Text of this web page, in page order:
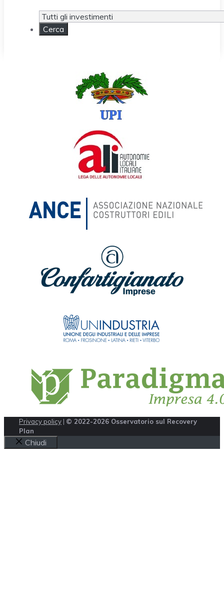
Privacy policy | © 2022-2026 Osservatorio sul Recovery
Plan
Chiudi